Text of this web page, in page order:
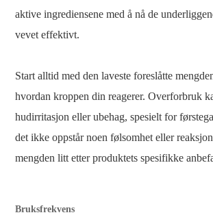
aktive ingrediensene med å nå de
vevet effektivt.
Start alltid med den laveste foreslåtte
hvordan kroppen din reagerer. Overforbruk
hudirritasjon eller ubehag, spesielt for
det ikke oppstår noen følsomhet eller
mengden litt etter produktets spesifikke
Bruksfrekvens